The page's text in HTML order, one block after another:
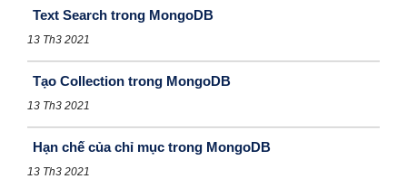
Text Search trong MongoDB
13 Th3 2021
Tạo Collection trong MongoDB
13 Th3 2021
Hạn chế của chỉ mục trong MongoDB
13 Th3 2021